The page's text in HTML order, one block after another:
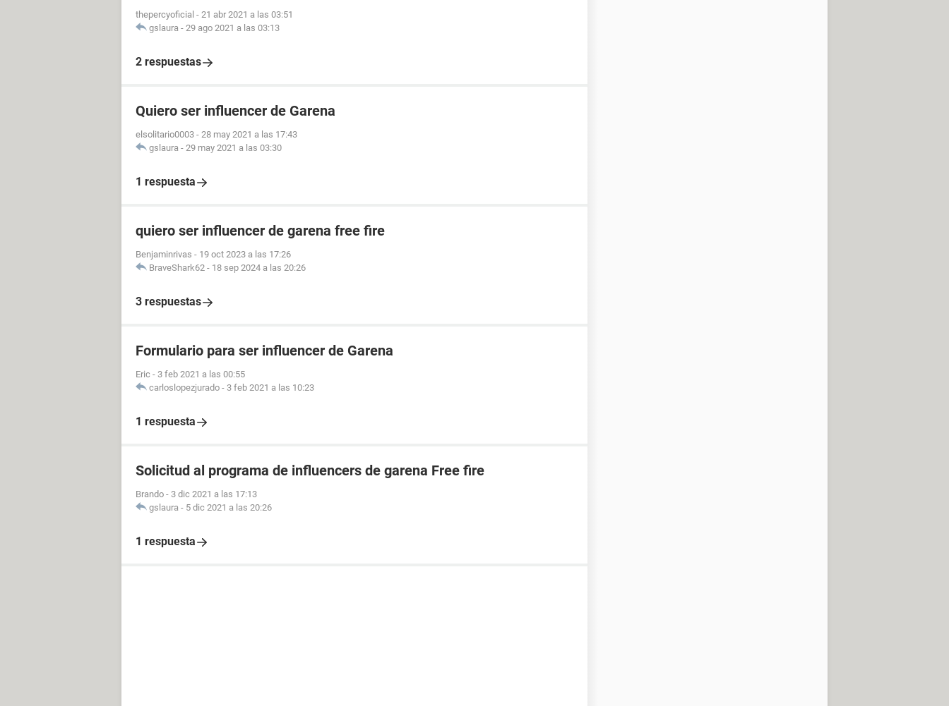
thepercyoficial - 21 abr 2021 a las 03:51
gslaura - 29 ago 2021 a las 03:13
2 respuestas
Quiero ser influencer de Garena
elsolitario0003 - 28 may 2021 a las 17:43
gslaura - 29 may 2021 a las 03:30
1 respuesta
quiero ser influencer de garena free fire
Benjaminrivas - 19 oct 2023 a las 17:26
BraveShark62 - 18 sep 2024 a las 20:26
3 respuestas
Formulario para ser influencer de Garena
Eric - 3 feb 2021 a las 00:55
carloslopezjurado - 3 feb 2021 a las 10:23
1 respuesta
Solicitud al programa de influencers de garena Free fire
Brando - 3 dic 2021 a las 17:13
gslaura - 5 dic 2021 a las 20:26
1 respuesta